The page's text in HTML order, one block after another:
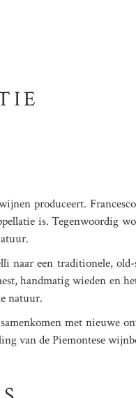
produceert.
is. Tegenwoordig
naar een traditionele,
handmatig wieden en
natuur.
met nieuwe
van de Piemontese